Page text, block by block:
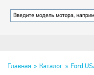
Главная Каталог Ford